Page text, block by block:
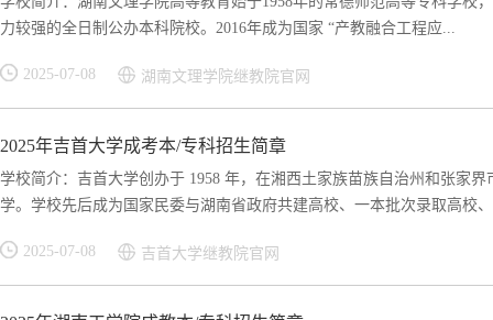
力较强的全日制公办本科院校。2016年成为国家 “产教融合工程应...
2025-07-08 湖南文理学院继教院官网
2025年吉首大学成考本/专科招生简章
学校简介：吉首大学创办于 1958 年，在湘西土家族苗族自治州和张家
学。学校先后成为国家民委与湖南省政府共建高校、一本批次录取高校
2025-07-08 吉首大学继教院官网